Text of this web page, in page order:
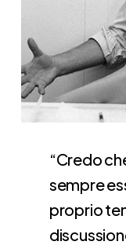
“Credo
sempre
proprio